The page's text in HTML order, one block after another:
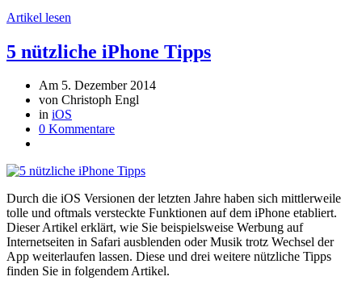
Artikel lesen
5 nützliche iPhone Tipps
Am 5. Dezember 2014
von Christoph Engl
in iOS
0 Kommentare
Durch die iOS Versionen der letzten Jahre haben sich mittlerweile
tolle und oftmals versteckte Funktionen auf dem iPhone etabliert.
Dieser Artikel erklärt, wie Sie beispielsweise Werbung auf
Internetseiten in Safari ausblenden oder Musik trotz Wechsel der
App weiterlaufen lassen. Diese und drei weitere nützliche Tipps
finden Sie in folgendem Artikel.